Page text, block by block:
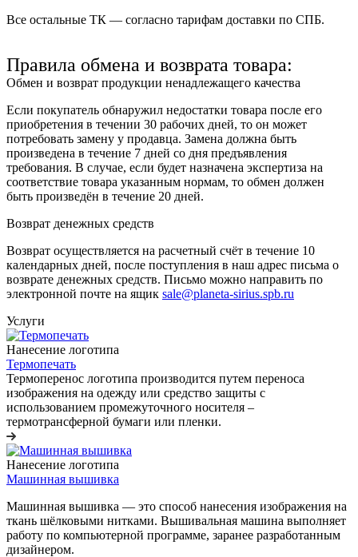
Все остальные ТК — согласно тарифам доставки по СПБ.
Правила обмена и возврата товара:
Обмен и возврат продукции ненадлежащего качества
Если покупатель обнаружил недостатки товара после его
приобретения в течении 30 рабочих дней, то он может
потребовать замену у продавца. Замена должна быть
произведена в течение 7 дней со дня предъявления
требования. В случае, если будет назначена экспертиза на
соответствие товара указанным нормам, то обмен должен
быть произведён в течение 20 дней.
Возврат денежных средств
Возврат осуществляется на расчетный счёт в течение 10
календарных дней, после поступления в наш адрес письма о
возврате денежных средств. Письмо можно направить по
электронной почте на ящик sale@planeta-sirius.spb.ru
Услуги
Нанесение логотипа
Термопечать
Термоперенос логотипа производится путем переноса
изображения на одежду или средство защиты с
использованием промежуточного носителя –
термотрансферной бумаги или пленки.
Нанесение логотипа
Машинная вышивка
Машинная вышивка — это способ нанесения изображения на
ткань шёлковыми нитками. Вышивальная машина выполняет
работу по компьютерной программе, заранее разработанным
дизайнером.